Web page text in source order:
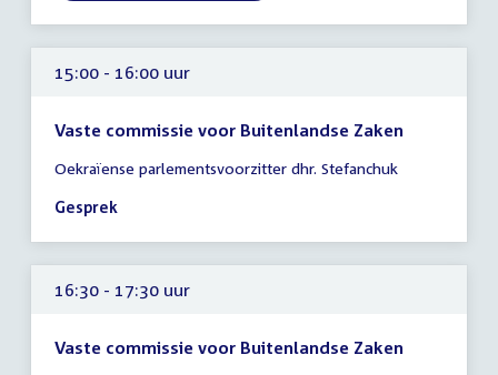
15:00 - 16:00 uur
Vaste commissie voor Buitenlandse Zaken
vergadering
15:00
16:00
uur
Oekraïense parlementsvoorzitter dhr. Stefanchuk
Gesprek
16:30 - 17:30 uur
Vaste commissie voor Buitenlandse Zaken